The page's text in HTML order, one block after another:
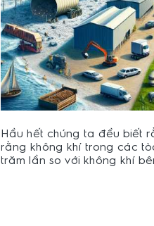
Hầu hết chúng ta đều biết
rằng không khí trong các
trăm lần so với không khí